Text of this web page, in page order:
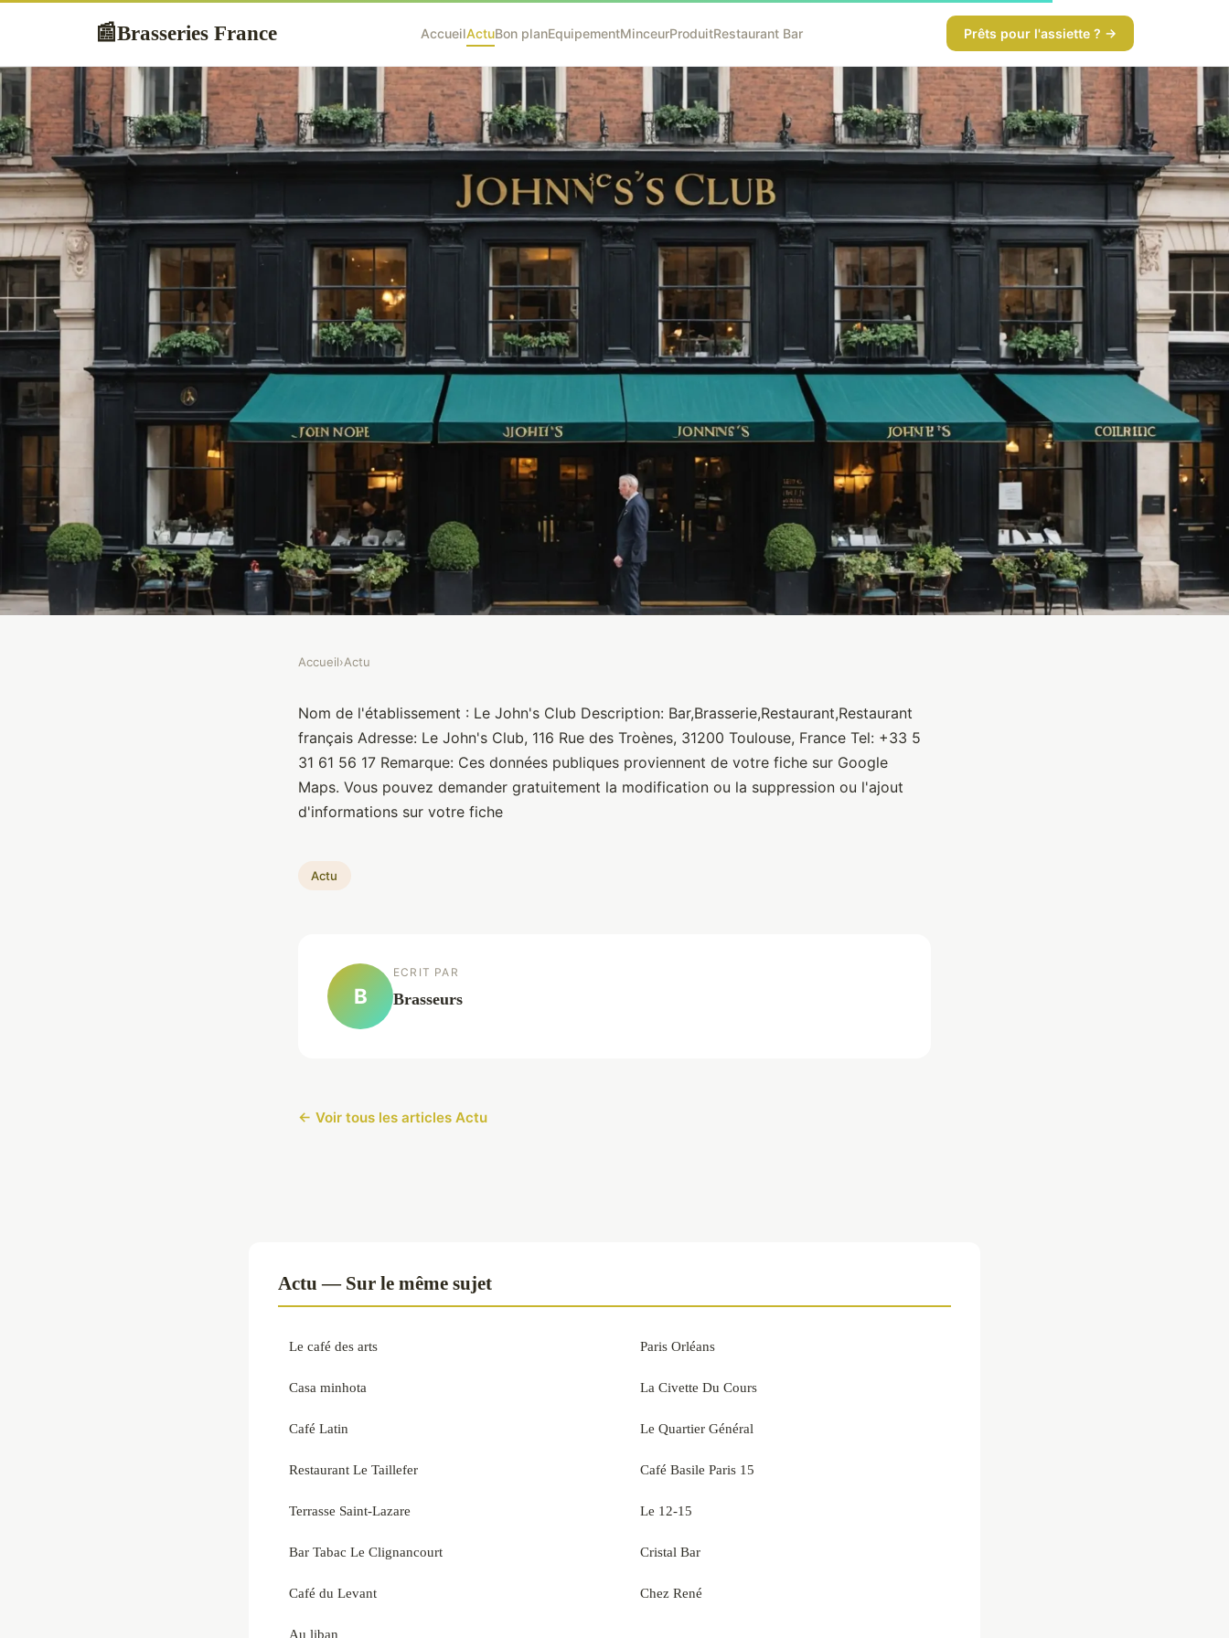
📰Brasseries France AccueilActuBon planEquipementMinceurProduitRestaurant Bar Prêts pour l'assiette ? →
Le John's Club
Accueil›Actu
Nom de l'établissement : Le John's Club Description: Bar,Brasserie,Restaurant,Restaurant
français Adresse: Le John's Club, 116 Rue des Troènes, 31200 Toulouse, France Tel: +33 5
31 61 56 17 Remarque: Ces données publiques proviennent de votre fiche sur Google
Maps. Vous pouvez demander gratuitement la modification ou la suppression ou l'ajout
d'informations sur votre fiche
Actu
B
ECRIT PAR
Brasseurs
← Voir tous les articles Actu
Actu — Sur le même sujet
Le café des arts
Casa minhota
Café Latin
Restaurant Le Taillefer
Terrasse Saint-Lazare
Bar Tabac Le Clignancourt
Café du Levant
Au liban
Paris Orléans
La Civette Du Cours
Le Quartier Général
Café Basile Paris 15
Le 12-15
Cristal Bar
Chez René